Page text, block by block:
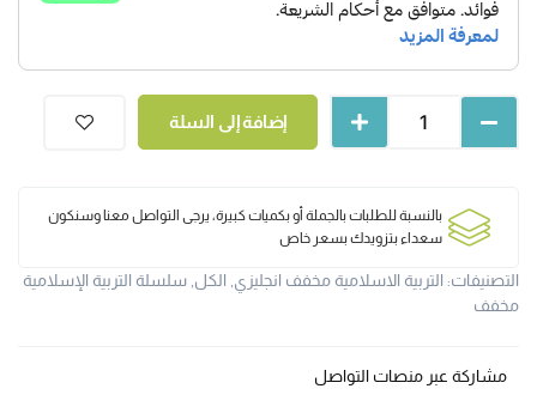
إضافة إلى السلة
بالنسبة للطلبات بالجملة أو بكميات كبيرة، يرجى التواصل معنا وسنكون
سعداء بتزويدك بسعر خاص
التصنيفات: التربية الاسلامية مخفف انجليزي الكل سلسلة التربية الإسلامية
مخفف
مشاركة عبر منصات التواصل